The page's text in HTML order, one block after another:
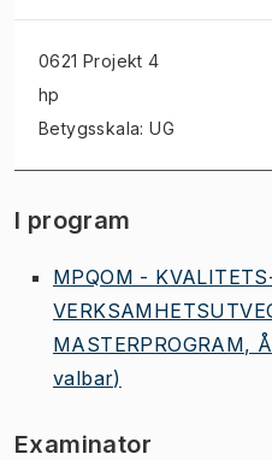
0621 Projekt 4
hp
Betygsskala: UG
I program
MPQOM -
MASTERPROGRAM,
valbar)
Examinator